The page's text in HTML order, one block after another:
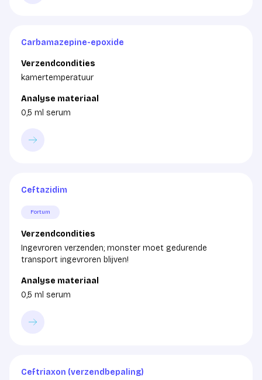
Carbamazepine-epoxide
Verzendcondities
kamertemperatuur
Analyse materiaal
0,5 ml serum
Ceftazidim
Fortum
Verzendcondities
Ingevroren verzenden; monster moet gedurende
transport ingevroren blijven!
Analyse materiaal
0,5 ml serum
Ceftriaxon (verzendbepaling)